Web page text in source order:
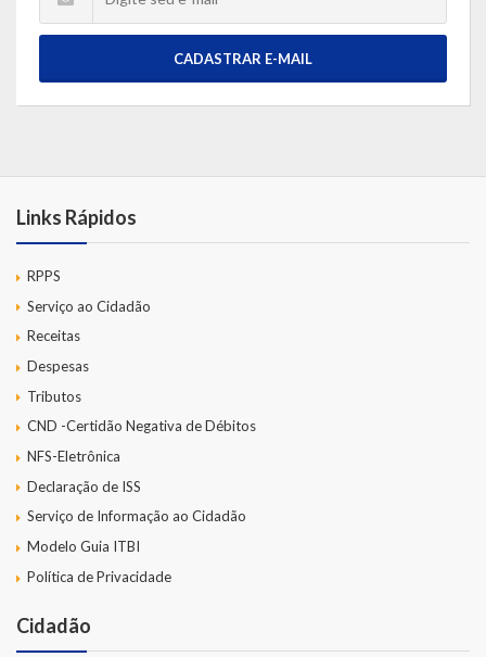
CADASTRAR E-MAIL
Links Rápidos
RPPS
Serviço ao Cidadão
Receitas
Despesas
Tributos
CND -Certidão Negativa de Débitos
NFS-Eletrônica
Declaração de ISS
Serviço de Informação ao Cidadão
Modelo Guia ITBI
Política de Privacidade
Cidadão